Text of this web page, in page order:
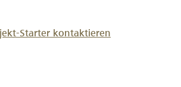
Starter kontaktieren